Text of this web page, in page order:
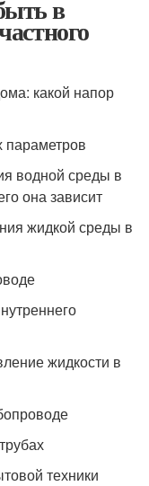
в
какой напор
параметров
водной среды в
она зависит
жидкой среды в
жидкости в
техники